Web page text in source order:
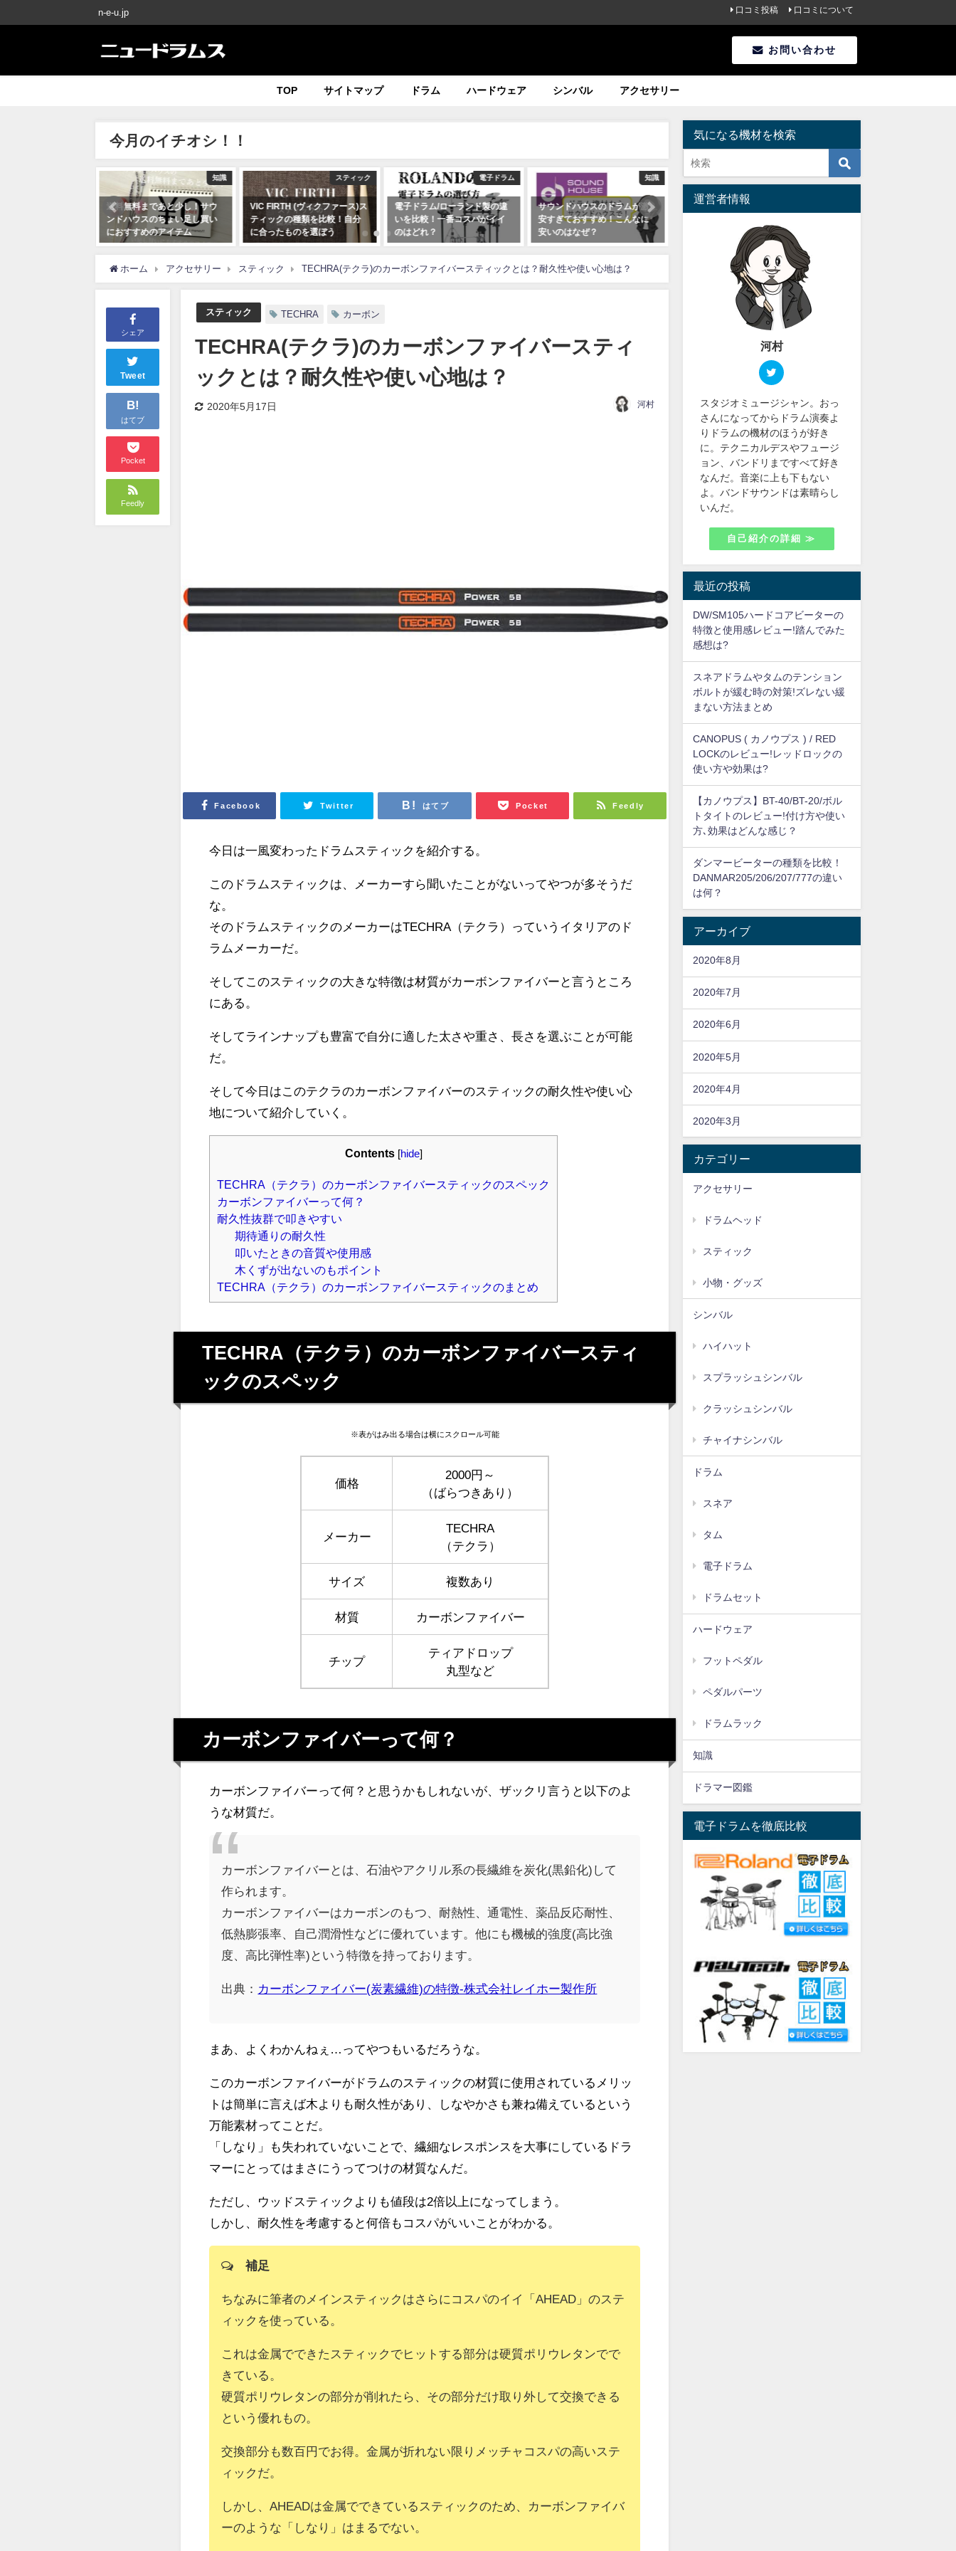
n-e-u.jp 口コミ投稿 口コミについて
お問い合わせ
TOP サイトマップ ドラム ハードウェア シンバル アクセサリー
今月のイチオシ！！
知識
送料無料まであと少し！サウ
ンドハウスのちょい足し買い
におすすめのアイテム
スティック
VIC FIRTH (ヴィクファース)ス
ティックの種類を比較！自分
に合ったものを選ぼう
電子ドラム
電子ドラム/ローランド製の違
いを比較！一番コスパがイイ
のはどれ？
知識
サウンドハウスのドラムが激
安すぎておすすめ！こんなに
安いのはなぜ？
知識
送料無料まであと少し！サウ
におすすめのアイテム
2020年07月19日
ホーム アクセサリー スティック TECHRA(テクラ)のカーボンファイバースティックとは？耐久性や使い心地は？
シェア
Tweet
B!
はてブ
Pocket
Feedly
スティック TECHRA カーボン
TECHRA(テクラ)のカーボンファイバースティ
ックとは？耐久性や使い心地は？
2020年5月17日 河村
Facebook Twitter はてブ Pocket Feedly
今日は一風変わったドラムスティックを紹介する。
このドラムスティックは、メーカーすら聞いたことがないってやつが多そうだ
な。
そのドラムスティックのメーカーはTECHRA（テクラ）っていうイタリアのド
ラムメーカーだ。
そしてこのスティックの大きな特徴は材質がカーボンファイバーと言うところ
にある。
そしてラインナップも豊富で自分に適した太さや重さ、長さを選ぶことが可能
だ。
そして今日はこのテクラのカーボンファイバーのスティックの耐久性や使い心
地について紹介していく。
Contents hide]
TECHRA（テクラ）のカーボンファイバースティックのスペック
カーボンファイバーって何？
耐久性抜群で叩きやすい
期待通りの耐久性
叩いたときの音質や使用感
木くずが出ないのもポイント
TECHRA（テクラ）のカーボンファイバースティックのまとめ
TECHRA（テクラ）のカーボンファイバースティ
ックのスペック
※表がはみ出る場合は横にスクロール可能
価格
2000円～
（ばらつきあり）
メーカー
TECHRA
（テクラ）
サイズ 複数あり
材質 カーボンファイバー
チップ
ティアドロップ
丸型など
カーボンファイバーって何？
カーボンファイバーって何？と思うかもしれないが、ザックリ言うと以下のよ
うな材質だ。
カーボンファイバーとは、石油やアクリル系の長繊維を炭化(黒鉛化)して
作られます。
カーボンファイバーはカーボンのもつ、耐熱性、通電性、薬品反応耐性、
低熱膨張率、自己潤滑性などに優れています。他にも機械的強度(高比強
度、高比弾性率)という特徴を持っております。
出典： カーボンファイバー(炭素繊維)の特徴-株式会社レイホー製作所
まあ、よくわかんねぇ…ってやつもいるだろうな。
このカーボンファイバーがドラムのスティックの材質に使用されているメリッ
トは簡単に言えば木よりも耐久性があり、しなやかさも兼ね備えているという
万能素材ってことだ。
「しなり」も失われていないことで、繊細なレスポンスを大事にしているドラ
マーにとってはまさにうってつけの材質なんだ。
ただし、ウッドスティックよりも値段は2倍以上になってしまう。
しかし、耐久性を考慮すると何倍もコスパがいいことがわかる。
補足
ちなみに筆者のメインスティックはさらにコスパのイイ「AHEAD」のステ
ィックを使っている。
これは金属でできたスティックでヒットする部分は硬質ポリウレタンでで
きている。
硬質ポリウレタンの部分が削れたら、その部分だけ取り外して交換できる
という優れもの。
交換部分も数百円でお得。金属が折れない限りメッチャコスパの高いステ
ィックだ。
しかし、AHEADは金属でできているスティックのため、カーボンファイバ
ーのような「しなり」はまるでない。
気になる機材を検索
運営者情報
河村
スタジオミュージシャン。おっ
さんになってからドラム演奏よ
りドラムの機材のほうが好き
に。テクニカルデスやフュージ
ョン、バンドリまですべて好き
なんだ。音楽に上も下もない
よ。バンドサウンドは素晴らし
いんだ。
自己紹介の詳細 ≫
最近の投稿
DW/SM105ハードコアビーターの
特徴と使用感レビュー!踏んでみた
感想は?
スネアドラムやタムのテンション
ボルトが緩む時の対策!ズレない緩
まない方法まとめ
CANOPUS ( カノウプス ) / RED
LOCKのレビュー!レッドロックの
使い方や効果は?
【カノウプス】BT-40/BT-20/ボル
トタイトのレビュー!付け方や使い
方､効果はどんな感じ？
ダンマービーターの種類を比較！
DANMAR205/206/207/777の違い
は何？
アーカイブ
2020年8月
2020年7月
2020年6月
2020年5月
2020年4月
2020年3月
カテゴリー
アクセサリー
ドラムヘッド
スティック
小物・グッズ
シンバル
ハイハット
スプラッシュシンバル
クラッシュシンバル
チャイナシンバル
ドラム
スネア
タム
電子ドラム
ドラムセット
ハードウェア
フットペダル
ペダルパーツ
ドラムラック
知識
ドラマー図鑑
電子ドラムを徹底比較